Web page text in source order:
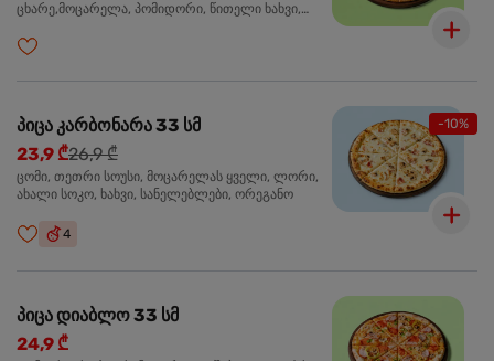
ცხარე,მოცარელა, პომიდორი, წითელი ხახვი,
სეზამის მარცვლის ნაზავი, ქინძი, ორეგანო
-10%
პიცა კარბონარა 33 სმ
23,9 ₾26,9 ₾
ცომი, თეთრი სოუსი, მოცარელას ყველი, ლორი,
ახალი სოკო, ხახვი, სანელებლები, ორეგანო
4
პიცა დიაბლო 33 სმ
24,9 ₾